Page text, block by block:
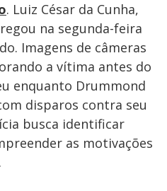
. Luiz César da Cunha,
na segunda-feira
Imagens de câmeras
a vítima antes do
enquanto Drummond
disparos contra seu
busca identificar
as motivações